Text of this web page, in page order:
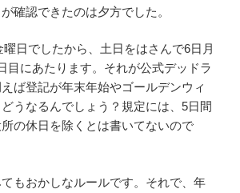
確認できたのは夕方でした。
曜日でしたから、土日をはさんで6日月
目にあたります。それが公式デッドラ
ば登記が年末年始やゴールデンウィ
うなるんでしょう？規定には、5日間
の休日を除くとは書いてないので
もおかしなルールです。それで、年